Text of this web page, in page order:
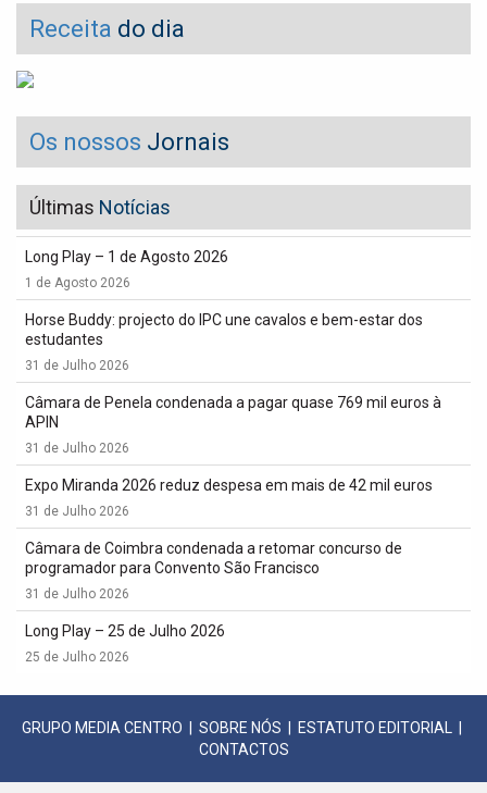
Receita do dia
Os nossos Jornais
Últimas Notícias
Long Play – 1 de Agosto 2026
1 de Agosto 2026
Horse Buddy: projecto do IPC une cavalos e bem-estar dos
estudantes
31 de Julho 2026
Câmara de Penela condenada a pagar quase 769 mil euros à
APIN
31 de Julho 2026
Expo Miranda 2026 reduz despesa em mais de 42 mil euros
31 de Julho 2026
Câmara de Coimbra condenada a retomar concurso de
programador para Convento São Francisco
31 de Julho 2026
Long Play – 25 de Julho 2026
25 de Julho 2026
GRUPO MEDIA CENTRO SOBRE NÓS ESTATUTO EDITORIAL
CONTACTOS